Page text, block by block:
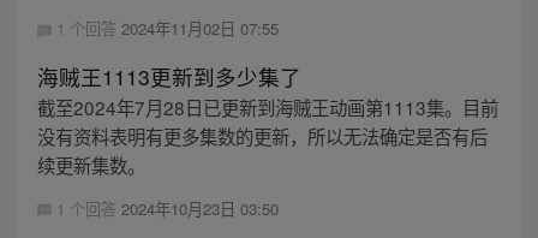
1 个回答 2024年11月02日 07:55
海贼王1113更新到多少集了
截至2024年7月28日已更新到海贼王动画第1113集。目前
没有资料表明有更多集数的更新，所以无法确定是否有后
续更新集数。
1 个回答 2024年10月23日 03:50